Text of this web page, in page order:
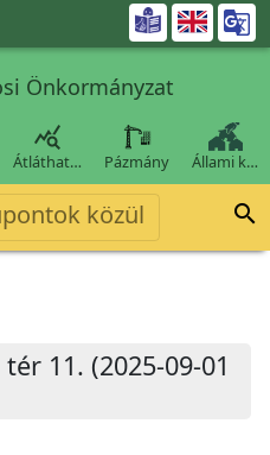

Önkormányzat

Átláthat… Pázmány Állami k…
közül 
11. (2025-09-01